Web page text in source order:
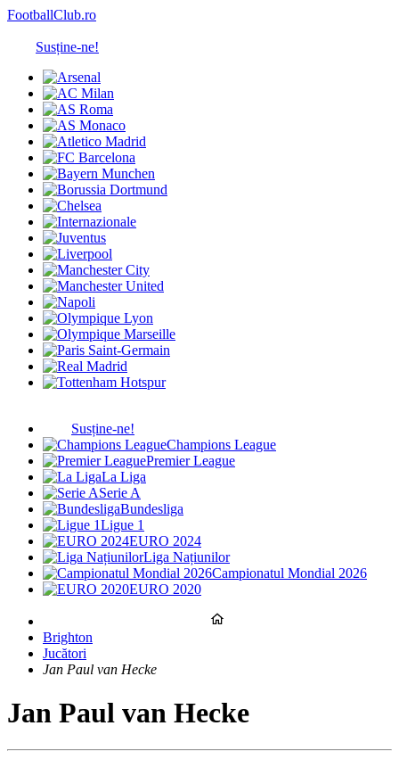
FootballClub.ro
Susține-ne!
Susține-ne!
Champions League
Premier League
La Liga
Serie A
Bundesliga
Ligue 1
EURO 2024
Liga Națiunilor
Campionatul Mondial 2026
EURO 2020
Brighton
Jucători
Jan Paul van Hecke
Jan Paul van Hecke